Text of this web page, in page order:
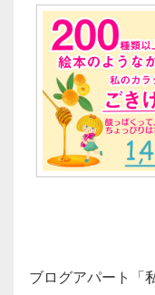
ブログアパート「